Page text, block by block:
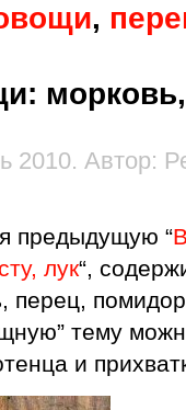
,
2010. Автор:
предыдущую “
лук“,
перец,
тему
и